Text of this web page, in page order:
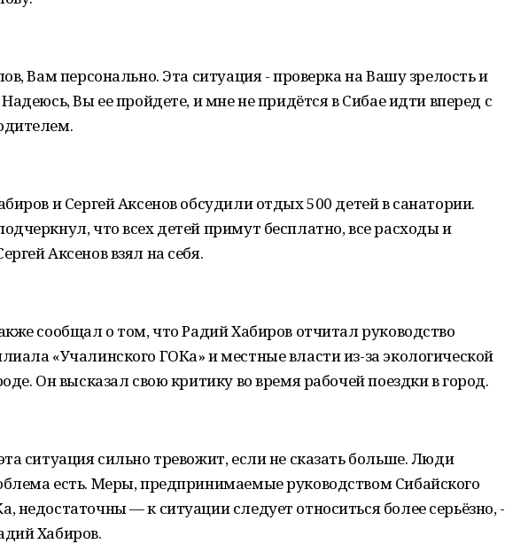
Вам персонально. Эта ситуация - проверка на Вашу зрелость и
Вы ее пройдете, и мне не придётся в Сибае идти вперед с
и Сергей Аксенов обсудили отдых 500 детей в санатории.
что всех детей примут бесплатно, все расходы и
Аксенов взял на себя.
сообщал о том, что Радий Хабиров отчитал руководство
«Учалинского ГОКа» и местные власти из-за экологической
Он высказал свою критику во время рабочей поездки в город.
ситуация сильно тревожит, если не сказать больше. Люди
есть. Меры, предпринимаемые руководством Сибайского
недостаточны — к ситуации следует относиться более серьёзно, -
Хабиров.